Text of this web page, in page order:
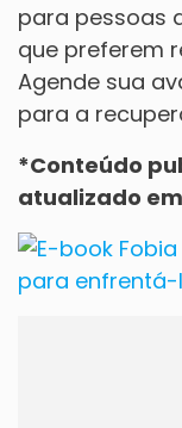
para pessoas
que preferem
Agende sua
para a
*Conteúdo
atualizado